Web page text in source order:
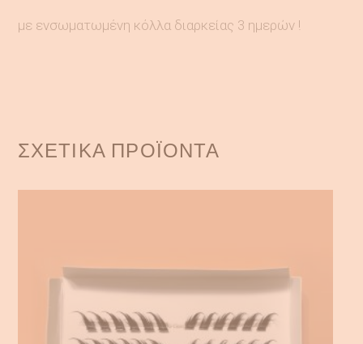
με ενσωματωμένη κόλλα διαρκείας 3 ημερών !
ΣΧΕΤΙΚΆ ΠΡΟΪΌΝΤΑ